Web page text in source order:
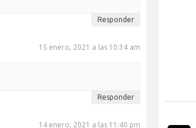
Responder
15 enero, 2021 a las 10:34 am
Responder
14 enero, 2021 a las 11:40 pm